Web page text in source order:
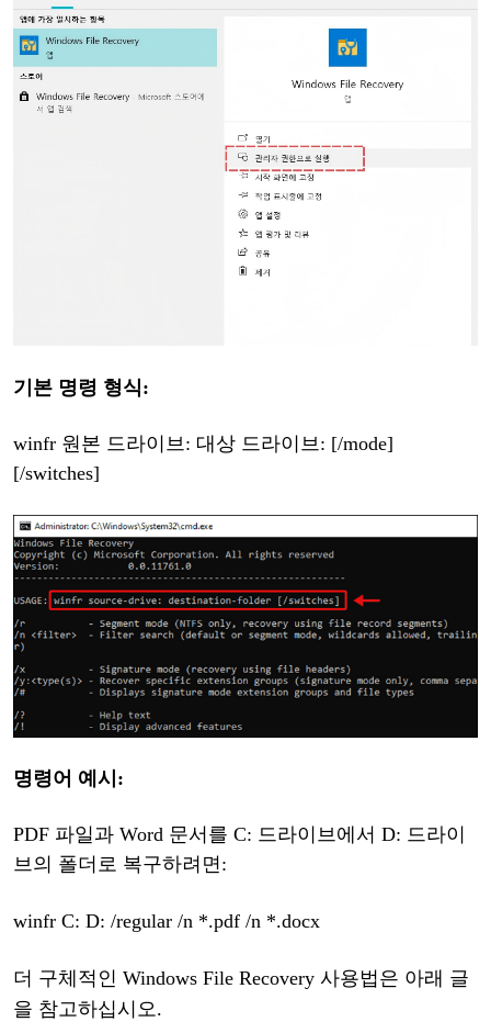
기본 명령 형식:
winfr 원본 드라이브: 대상 드라이브: [/mode]
[/switches]
명령어 예시 :
PDF 파일과 Word 문서를 C: 드라이브에서 D: 드라이
브의 폴더로 복구하려면:
winfr C: D: /regular /n *.pdf /n *.docx
더 구체적인 Windows File Recovery 사용법은 아래 글
을 참고하십시오.